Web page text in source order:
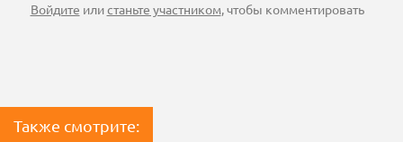
Войдите илистаньте участником, чтобы комментировать
Также смотрите: